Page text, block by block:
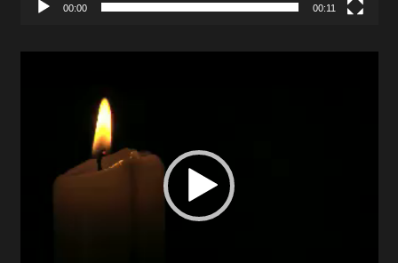
00:00 00:11